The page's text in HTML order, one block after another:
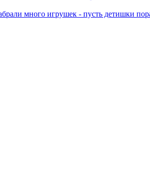
много игрушек - пусть детишки